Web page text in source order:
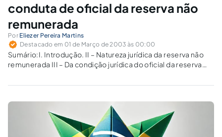
conduta de oficial da reserva não
remunerada
Por Eliezer Pereira Martins
Destacado em 01 de Março de 2003 às 00:00
Sumário:I. Introdução. II – Natureza jurídica da reserva não
remunerada III – Da condição jurídica do oficial da reserva
caráter introverso do poder disciplinar. VI - Da